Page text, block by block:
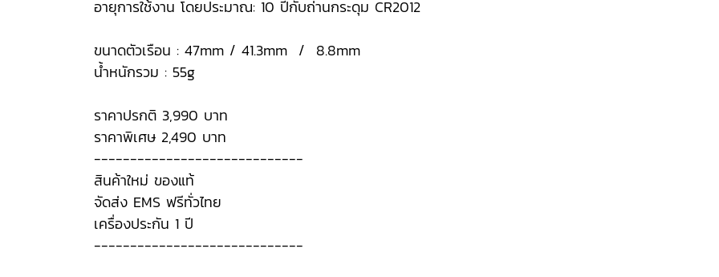
อายุการใช้งาน โดยประมาณ: 10 ปีกับถ่านกระดุม CR2012
ขนาดตัวเรือน : 47mm / 41.3mm / 8.8mm
น้ำหนักรวม : 55g
ราคาปรกติ 3,990 บาท
ราคาพิเศษ 2,490 บาท
-----------------------------
สินค้าใหม่ ของแท้
จัดส่ง EMS ฟรีทั่วไทย
เครื่องประกัน 1 ปี
-----------------------------